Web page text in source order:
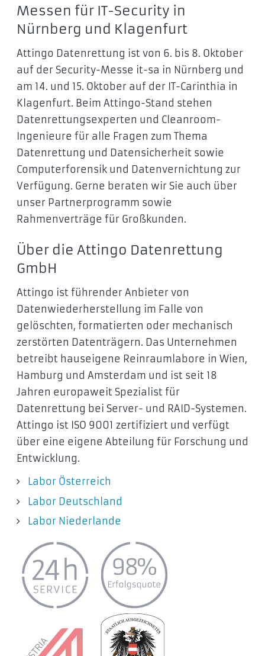
Messen für IT-Security in
Nürnberg und Klagenfurt
Attingo Datenrettung ist von 6. bis 8. Oktober
auf der Security-Messe it-sa in Nürnberg und
am 14. und 15. Oktober auf der IT-Carinthia in
Klagenfurt. Beim Attingo-Stand stehen
Datenrettungsexperten und Cleanroom-
Ingenieure für alle Fragen zum Thema
Datenrettung und Datensicherheit sowie
Computerforensik und Datenvernichtung zur
Verfügung. Gerne beraten wir Sie auch über
unser Partnerprogramm sowie
Rahmenverträge für Großkunden.
Über die Attingo Datenrettung
GmbH
Attingo ist führender Anbieter von
Datenwiederherstellung im Falle von
gelöschten, formatierten oder mechanisch
zerstörten Datenträgern. Das Unternehmen
betreibt hauseigene Reinraumlabore in Wien,
Hamburg und Amsterdam und ist seit 18
Jahren europaweit Spezialist für
Datenrettung bei Server- und RAID-Systemen.
Attingo ist ISO 9001 zertifiziert und verfügt
über eine eigene Abteilung für Forschung und
Entwicklung.
Labor Österreich
Labor Deutschland
Labor Niederlande